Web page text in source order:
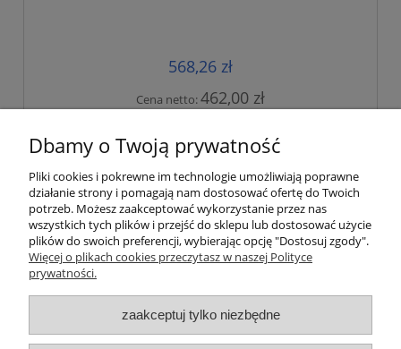
568,26 zł
Cena netto:462,00 zł
« 1 2 3 »
Informacje
Meble szkolne
Pomoce dydaktyczne
Dbamy o Twoją prywatność
Pliki cookies i pokrewne im technologie umożliwiają poprawne
działanie strony i pomagają nam dostosować ofertę do Twoich
potrzeb. Możesz zaakceptować wykorzystanie przez nas
wszystkich tych plików i przejść do sklepu lub dostosować użycie
plików do swoich preferencji, wybierając opcję "Dostosuj zgody".
Więcej o plikach cookies przeczytasz w naszej Polityce
prywatności.
zaakceptuj tylko niezbędne